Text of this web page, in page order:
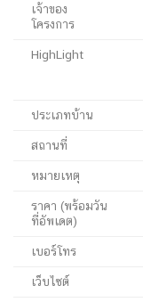
เจ้าของ
โครงการ
HighLight
ประเภทบ้าน
สถานที่
หมายเหตุ
ราคา (พร้อมวัน
ที่อัพเดต)
เบอร์โทร
เว็บไซต์